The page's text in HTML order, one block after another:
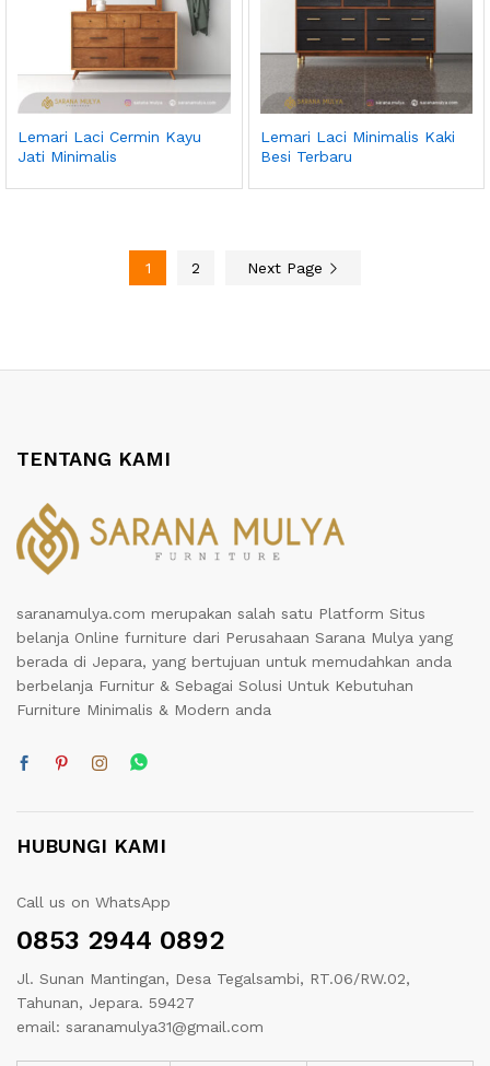
Lemari Laci Cermin Kayu
Jati Minimalis
Lemari Laci Minimalis Kaki
Besi Terbaru
1 2 Next Page
TENTANG KAMI
saranamulya.com merupakan salah satu Platform Situs
belanja Online furniture dari Perusahaan Sarana Mulya yang
berada di Jepara, yang bertujuan untuk memudahkan anda
berbelanja Furnitur & Sebagai Solusi Untuk Kebutuhan
Furniture Minimalis & Modern anda
HUBUNGI KAMI
Call us on WhatsApp
0853 2944 0892
Jl. Sunan Mantingan, Desa Tegalsambi, RT.06/RW.02,
Tahunan, Jepara. 59427
email: saranamulya31@gmail.com